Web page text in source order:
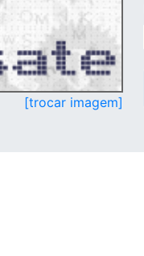
[trocar imagem]